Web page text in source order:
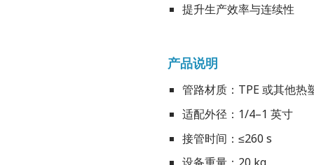
提升生产效率与连续性
产品说明
管路材质：TPE 或其他热
适配外径：1/4–1 英寸
接管时间：≤260 s